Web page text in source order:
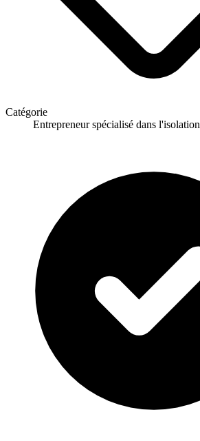
Catégorie
Entrepreneur spécialisé dans l'isolation